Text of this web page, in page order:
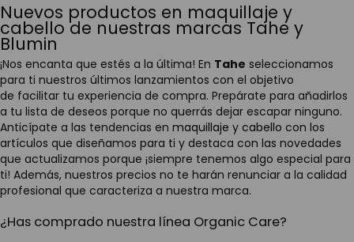
Nuevos productos en maquillaje y
cabello de nuestras marcas Tahe y
Blumin
¡Nos encanta que estés a la última! En Tahe seleccionamos
para ti nuestros últimos lanzamientos con el objetivo
de facilitar tu experiencia de compra. Prepárate para añadirlos
a tu lista de deseos porque no querrás dejar escapar ninguno.
Anticípate a las tendencias en maquillaje y cabello con los
artículos que diseñamos para ti y destaca con las novedades
que actualizamos porque ¡siempre tenemos algo especial para
ti! Además, nuestros precios no te harán renunciar a la calidad
profesional que caracteriza a nuestra marca.
¿Has comprado nuestra línea Organic Care?